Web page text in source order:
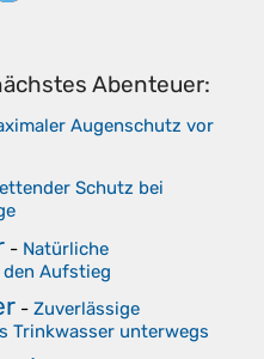
Abenteuer:
Augenschutz vor
Schutz bei
- Natürliche
Aufstieg
- Zuverlässige
Trinkwasser unterwegs